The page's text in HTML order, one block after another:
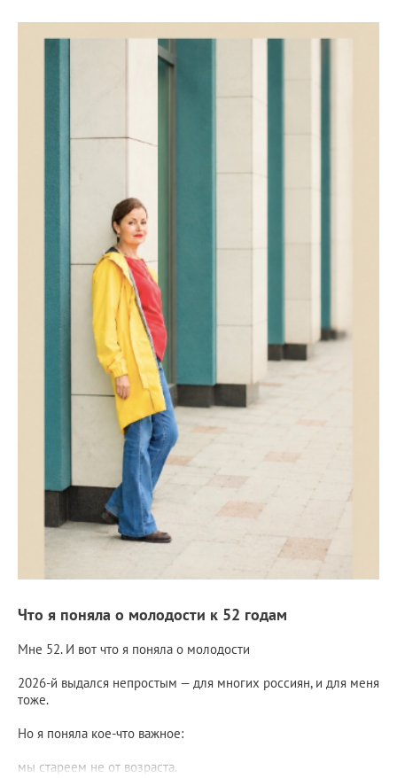
Что я поняла о молодости к 52 годам
Мне 52. И вот что я поняла о молодости
2026-й выдался непростым — для многих россиян, и для меня
тоже.
Но я поняла кое-что важное:
мы стареем не от возраста.